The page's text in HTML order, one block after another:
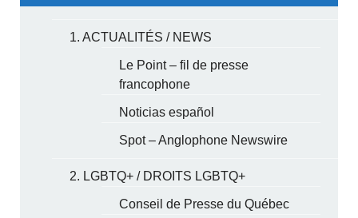
1. ACTUALITÉS / NEWS
Le Point – fil de presse
francophone
Noticias español
Spot – Anglophone Newswire
2. LGBTQ+ / DROITS LGBTQ+
Conseil de Presse du Québec